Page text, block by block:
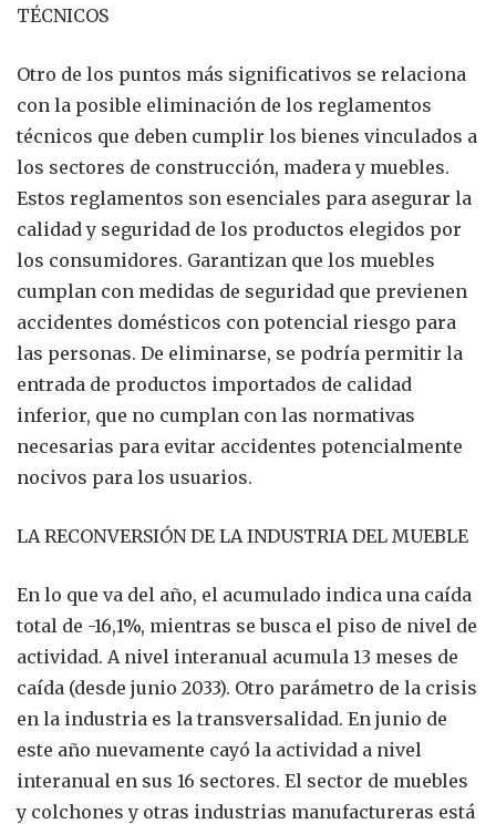
TÉCNICOS
Otro de los puntos más significativos se relaciona
con la posible eliminación de los reglamentos
técnicos que deben cumplir los bienes vinculados a
los sectores de construcción, madera y muebles.
Estos reglamentos son esenciales para asegurar la
calidad y seguridad de los productos elegidos por
los consumidores. Garantizan que los muebles
cumplan con medidas de seguridad que previenen
accidentes domésticos con potencial riesgo para
las personas. De eliminarse, se podría permitir la
entrada de productos importados de calidad
inferior, que no cumplan con las normativas
necesarias para evitar accidentes potencialmente
nocivos para los usuarios.
LA RECONVERSIÓN DE LA INDUSTRIA DEL MUEBLE
En lo que va del año, el acumulado indica una caída
total de -16,1%, mientras se busca el piso de nivel de
actividad. A nivel interanual acumula 13 meses de
caída (desde junio 2033). Otro parámetro de la crisis
en la industria es la transversalidad. En junio de
este año nuevamente cayó la actividad a nivel
interanual en sus 16 sectores. El sector de muebles
y colchones y otras industrias manufactureras está